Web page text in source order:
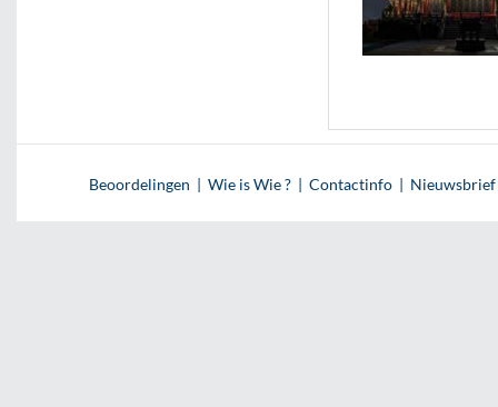
Beoordelingen | Wie is Wie ?| Contactinfo| Nieuwsbrief